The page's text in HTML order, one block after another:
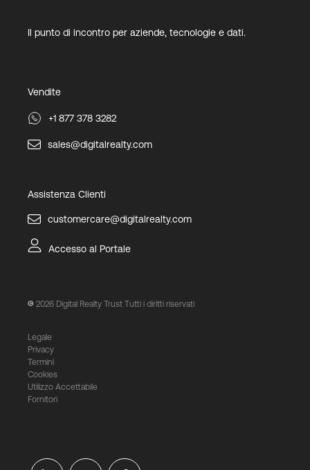
Il punto di incontro per aziende, tecnologie e dati.
Vendite
+1 877 378 3282
sales@digitalrealty.com
Assistenza Clienti
customercare@digitalrealty.com
Accesso al Portale
2026 Digital Realty Trust Tutti i diritti riservati
Legale
Privacy
Termini
Cookies
Utilizzo Accettabile
Fornitori